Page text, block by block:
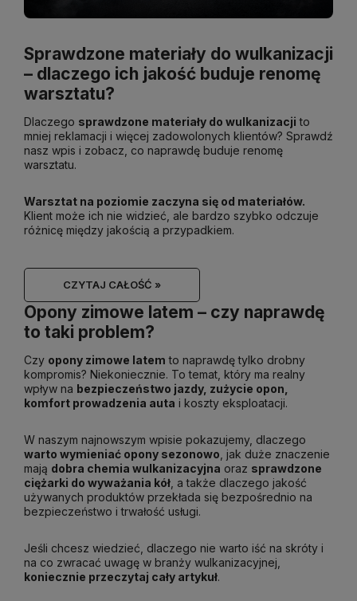
Sprawdzone materiały do wulkanizacji
– dlaczego ich jakość buduje renomę
warsztatu?
Warsztat na poziomie zaczyna się od materiałów.
Klient może ich nie widzieć, ale bardzo szybko odczuje
różnicę między jakością a przypadkiem.
Dlaczego sprawdzone materiały do wulkanizacji to
mniej reklamacji i więcej zadowolonych klientów? Sprawdź
nasz wpis i zobacz, co naprawdę buduje renomę
warsztatu.
CZYTAJ CAŁOŚĆ »
Opony zimowe latem – czy naprawdę
to taki problem?
Czy opony zimowe latem to naprawdę tylko drobny
kompromis? Niekoniecznie. To temat, który ma realny
wpływ na bezpieczeństwo jazdy, zużycie opon,
komfort prowadzenia auta i koszty eksploatacji.
W naszym najnowszym wpisie pokazujemy, dlaczego
warto wymieniać opony sezonowo , jak duże znaczenie
mają dobra chemia wulkanizacyjna oraz sprawdzone
ciężarki do wyważania kół , a także dlaczego jakość
używanych produktów przekłada się bezpośrednio na
bezpieczeństwo i trwałość usługi.
Jeśli chcesz wiedzieć, dlaczego nie warto iść na skróty i
na co zwracać uwagę w branży wulkanizacyjnej,
koniecznie przeczytaj cały artykuł.